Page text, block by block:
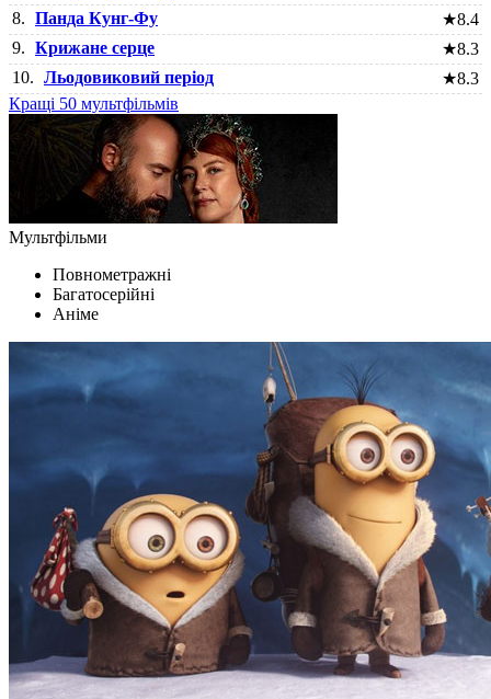
8. Панда Кунг-Фу ★8.4
9. Крижане серце ★8.3
10. Льодовиковий період ★8.3
Кращі 50 мультфільмів
Мультфільми
Повнометражні
Багатосерійні
Аніме